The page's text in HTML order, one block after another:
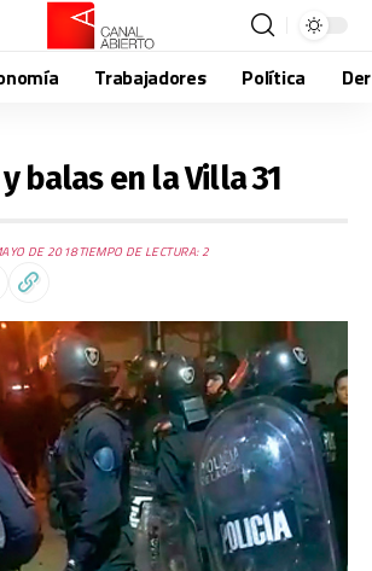
Trabajadores Política
balas en la Villa 31
DE 2018TIEMPO DE LECTURA: 2